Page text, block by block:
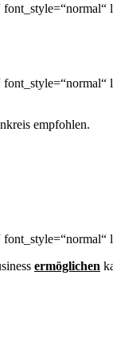
empfohlen.
ermöglichen